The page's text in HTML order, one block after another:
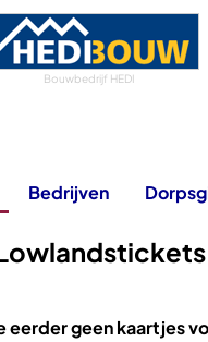
Bouwbedrijf HEDI
Bedrijven
eerder geen kaartjes